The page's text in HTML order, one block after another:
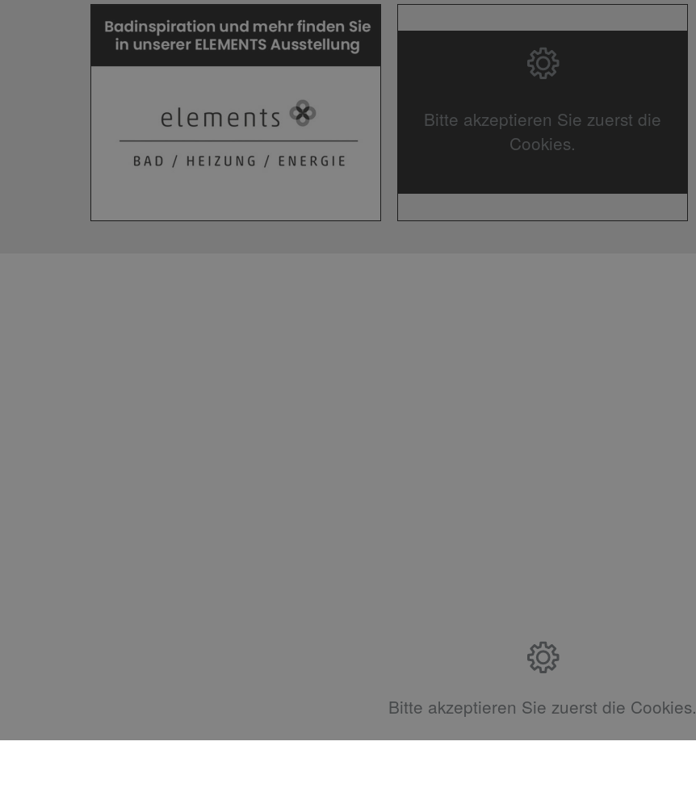
Bitte akzeptieren Sie zuerst die
Cookies.
Bitte akzeptieren Sie zuerst die Cookies.